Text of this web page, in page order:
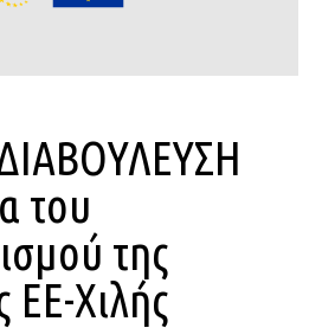
του
της
Χιλής